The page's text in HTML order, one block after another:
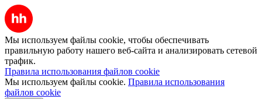
Мы используем файлы cookie, чтобы обеспечивать
правильную работу нашего веб-сайта и анализировать сетевой
трафик.
Правила использования файлов cookie
Мы используем файлы cookie. Правила использования
файлов cookie